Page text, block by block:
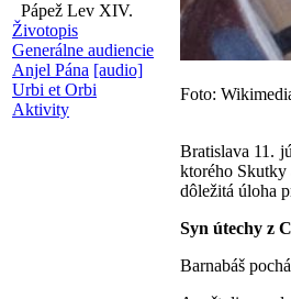
Pápež Lev XIV.
Životopis
Generálne audiencie
Anjel Pána [audio]
Urbi et Orbi
Aktivity
Foto:
Bratislava 11.
ktorého Skutky
dôležitá úloha
Syn útechy z
Barnabáš